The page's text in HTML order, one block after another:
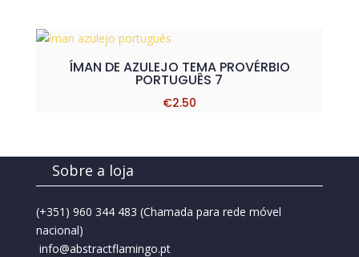
ÍMAN DE AZULEJO TEMA PROVÉRBIO
PORTUGUÊS 7
€2.50
Sobre a loja
(+351) 960 344 483 (Chamada para rede móvel
nacional)
info@abstractflamingo.pt